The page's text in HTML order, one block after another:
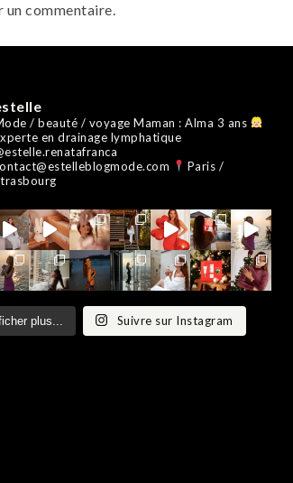
un commentaire.
/ beauté / voyageMaman : Alma 3 ans
en drainage lymphatique
Paris /
plus... Suivre sur Instagram